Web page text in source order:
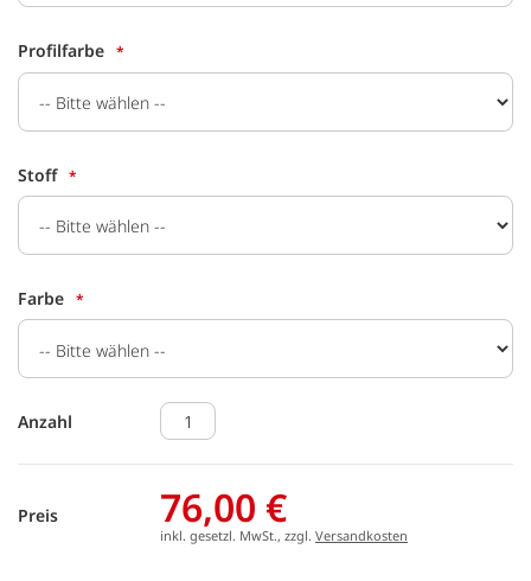
Profilfarbe
Stoff
Farbe
Anzahl
Preis 76,00 €
inkl. gesetzl. MwSt., zzgl. Versandkosten